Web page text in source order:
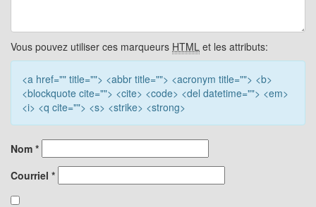
Vous pouvez utiliser ces marqueurs HTML et les attributs:
<a href="" title=""> <abbr title=""> <acronym title=""> <b>
<blockquote cite=""> <cite> <code> <del datetime=""> <em>
<i> <q cite=""> <s> <strike> <strong>
Nom *
Courriel *